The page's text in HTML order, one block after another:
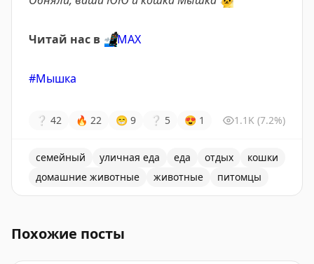
Читай нас в 📲МАХ
#Мышка
❔ 42 🔥 22 😁 9 ❔ 5 😍 1 1.1K (7.2%)
семейный уличная еда еда отдых
кошки
домашние животные
животные питомцы
Похожие посты